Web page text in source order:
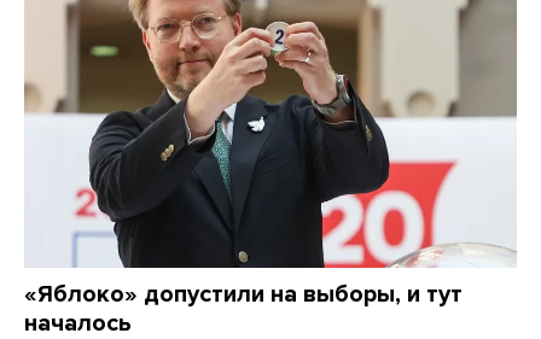
«Яблоко» допустили на выборы, и тут
началось